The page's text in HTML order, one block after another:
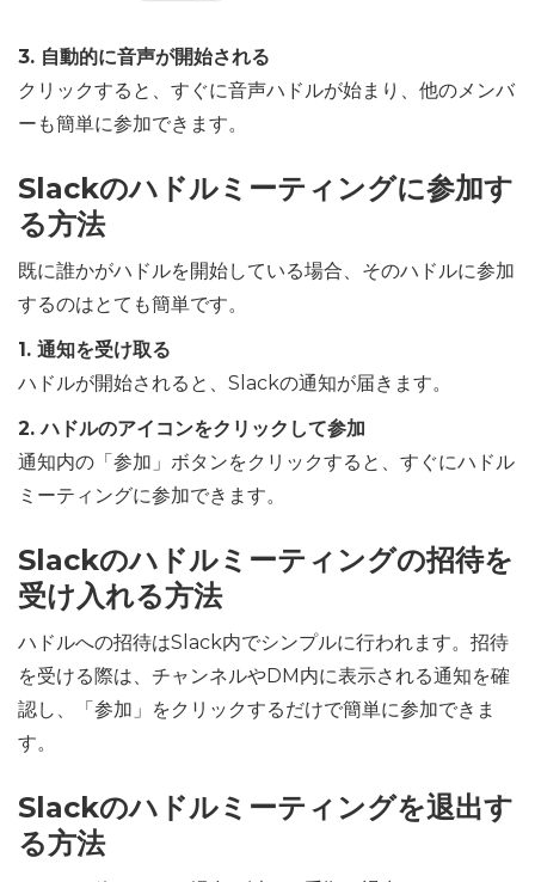
3. 自動的に音声が開始される
クリックすると、すぐに音声ハドルが始まり、他のメンバ
ーも簡単に参加できます。
Slackのハドルミーティングに参加す
る方法
既に誰かがハドルを開始している場合、そのハドルに参加
するのはとても簡単です。
1. 通知を受け取る
ハドルが開始されると、Slackの通知が届きます。
2. ハドルのアイコンをクリックして参加
通知内の「参加」ボタンをクリックすると、すぐにハドル
ミーティングに参加できます。
Slackのハドルミーティングの招待を
受け入れる方法
ハドルへの招待はSlack内でシンプルに行われます。招待
を受ける際は、チャンネルやDM内に表示される通知を確
認し、「参加」をクリックするだけで簡単に参加できま
す。
Slackのハドルミーティングを退出す
る方法